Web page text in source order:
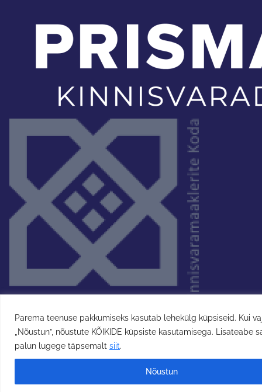
Parema teenuse pakkumiseks kasutab lehekülg küpsiseid. Kui
„Nõustun”, nõustute KÕIKIDE küpsiste kasutamisega. Lisateabe
palun lugege täpsemalt siit.
Nõustun